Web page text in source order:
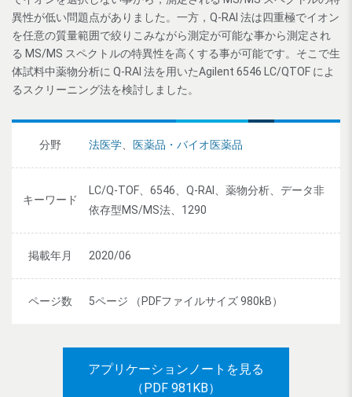
異性が低い問題点がありました。一方，Q-RAI 法は四重極でイオン
を任意の質量範囲で絞りこみながら測定が可能な事から測定され
る MS/MS スペクトルの特異性を高くする事が可能です。そこで生
体試料中薬物分析に Q-RAI 法を用いたAgilent 6546 LC/QTOF によ
るスクリーニング法を検討しました。
分野 法医学 医薬品・バイオ医薬品
キーワード
LC/Q-TOF、6546、Q-RAI、薬物分析、データ非
依存型MS/MS法、1290
掲載年月 2020/06
ページ数 5ページ （PDFファイルサイズ 980kB）
アプリケーションノートを見る
（PDF 981KB）